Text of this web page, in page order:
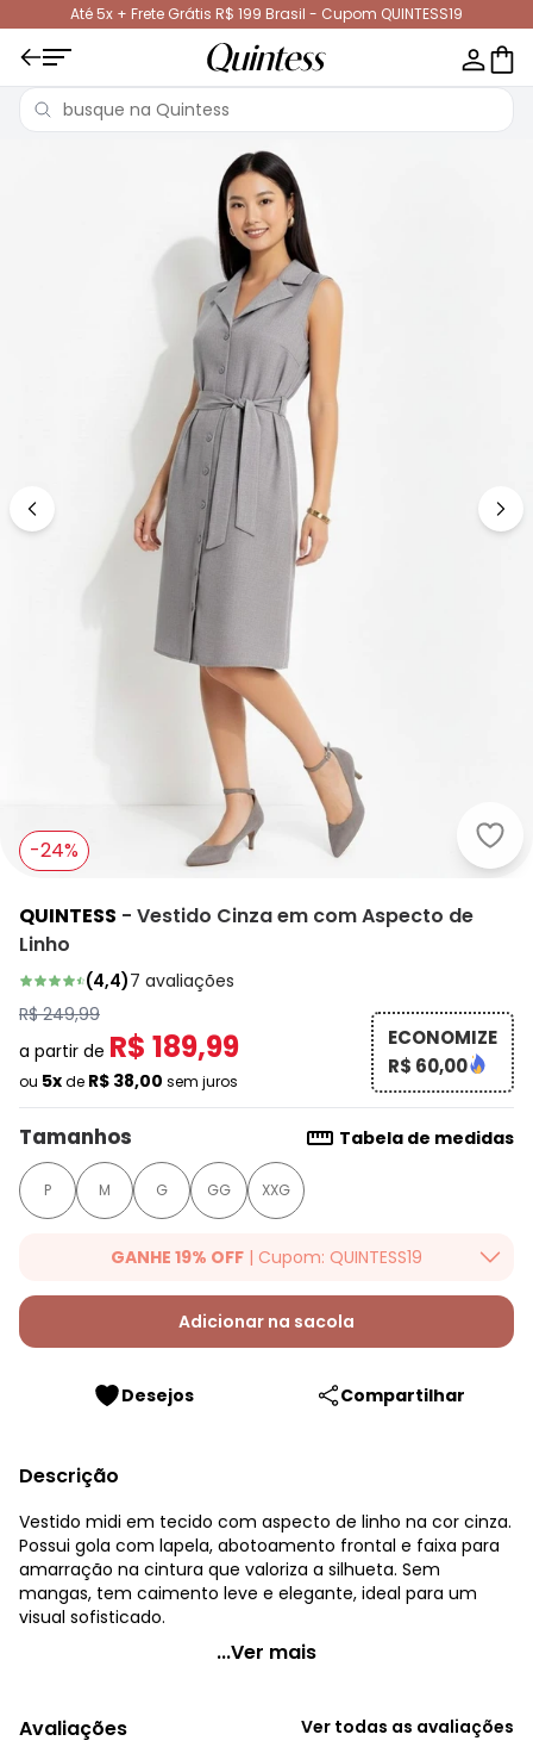
Até 5x + Frete Grátis R$ 199 Brasil - Cupom QUINTESS19
-24%
QUINTESS - Vestido Cinza em com Aspecto de
Linho
(4,4)7 avaliações
R$ 249,99
a partir de R$ 189,99
ou 5xde R$ 38,00 sem juros
ECONOMIZE
R$ 60,00
Tamanhos Tabela de medidas
P M G GG XXG
GANHE 19% OFF | Cupom: QUINTESS19
Ganhe 19% OFF Extra em qualquer valor, usando o cupom:
QUINTESS19. Válido para toda loja Quintess, até 07/08/2026.
Adicionar na sacola
Desejos Compartilhar
Descrição
Vestido midi em tecido com aspecto de linho na cor cinza.
Possui gola com lapela, abotoamento frontal e faixa para
amarração na cintura que valoriza a silhueta. Sem
mangas, tem caimento leve e elegante, ideal para um
visual sofisticado.
Quintess - Vestido Cinza em com Aspecto de Linho
Modelagem: Solta
Modelo: Chemisier
...Ver mais
Avaliações Ver todas as avaliações